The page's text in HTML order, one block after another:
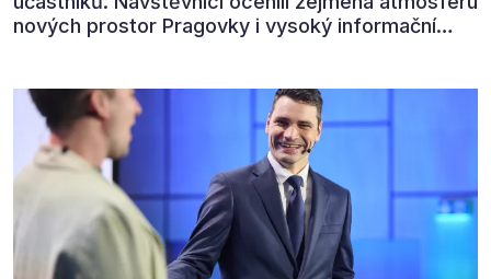
nových prostor Pragovky i vysoký informační
zúčastnit i příštího ročníku. „Příjemná konference,
výborný program, hezké prostory, Daniel Stach
absolutně nejlepší moderátor!!!“ Tak shrnul
Communication Summit jeden z 330 účastníků ve
své zpětné vazbě. Ta potvrdila, co bylo slyšet i
cítit po celý 9. červen v Pragovce – že ročník s
tématem „Od chaosu k dopadu“ se skutečně
povedl.